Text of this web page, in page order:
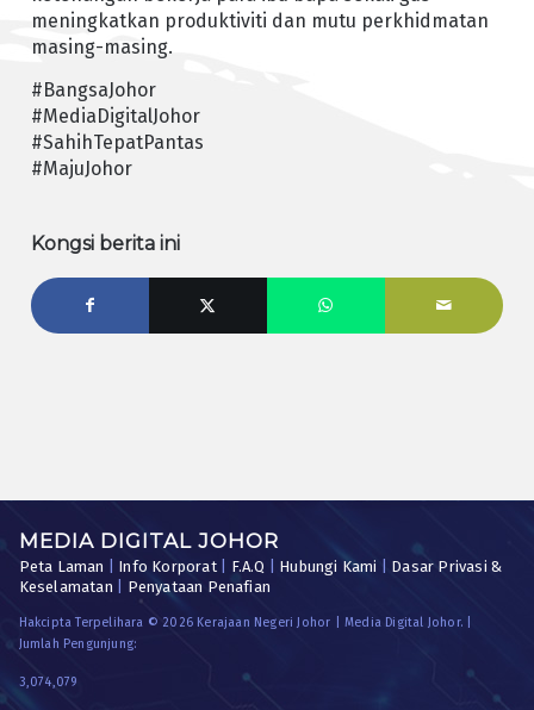
meningkatkan produktiviti dan mutu perkhidmatan
masing-masing.
#BangsaJohor
#MediaDigitalJohor
#SahihTepatPantas
#MajuJohor
Kongsi berita ini
MEDIA DIGITAL JOHOR
Peta Laman Info Korporat| F.A.Q Hubungi Kami
Dasar Privasi &
Keselamatan
Penyataan Penafian
Hakcipta Terpelihara © 2026 Kerajaan Negeri Johor | Media Digital Johor. |
Jumlah Pengunjung:
3,074,079